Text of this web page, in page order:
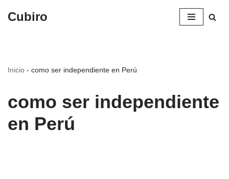
Cubiro
Inicio - como ser independiente en Perú
como ser independiente
en Perú